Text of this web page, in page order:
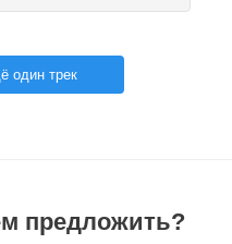
один трек
предложить?